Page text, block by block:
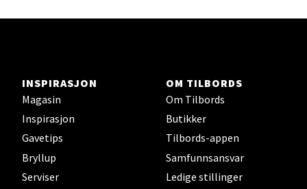
INSPIRASJON
Magasin
Inspirasjon
Gavetips
Bryllup
Serviser
OM TILBORDS
Om Tilbords
Butikker
Tilbords-appen
Samfunnsansvar
Ledige stillinger
Lillehammer - Strandtorget
Strandtorget, 2609 Lillehammer
Åpent i dag 09-20